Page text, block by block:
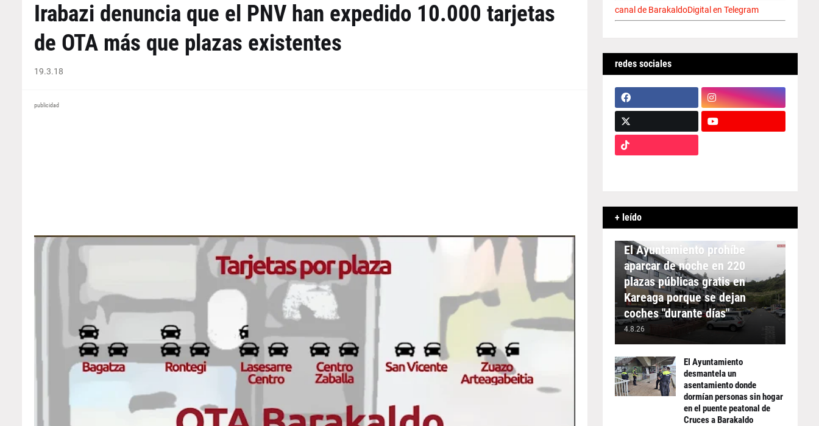
Irabazi denuncia que el PNV han expedido 10.000 tarjetas
de OTA más que plazas existentes
19.3.18
publicidad
canal de BarakaldoDigital en Telegram
redes sociales
+ leído
APARCAMIENTO
El Ayuntamiento prohíbe
aparcar de noche en 220
plazas públicas gratis en
Kareaga porque se dejan
coches "durante días"
4.8.26
El Ayuntamiento
desmantela un
asentamiento donde
dormían personas sin hogar
en el puente peatonal de
Cruces a Barakaldo